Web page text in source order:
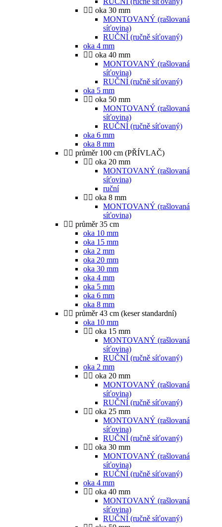
oka 30 mm
MONTOVANÝ (rašlovaná
síťovina)
RUČNÍ (ručně síťovaný)
oka 4 mm
oka 40 mm
MONTOVANÝ (rašlovaná
síťovina)
RUČNÍ (ručně síťovaný)
oka 5 mm
oka 50 mm
MONTOVANÝ (rašlovaná
síťovina)
RUČNÍ (ručně síťovaný)
oka 6 mm
oka 8 mm
průměr 100 cm (PŘÍVLAČ)
oka 20 mm
MONTOVANÝ (rašlovaná
síťovina)
ruční
oka 8 mm
MONTOVANÝ (rašlovaná
síťovina)
průměr 35 cm
oka 10 mm
oka 15 mm
oka 2 mm
oka 20 mm
oka 30 mm
oka 4 mm
oka 5 mm
oka 6 mm
oka 8 mm
průměr 43 cm (keser standardní)
oka 10 mm
oka 15 mm
MONTOVANÝ (rašlovaná
síťovina)
RUČNÍ (ručně síťovaný)
oka 2 mm
oka 20 mm
MONTOVANÝ (rašlovaná
síťovina)
RUČNÍ (ručně síťovaný)
oka 25 mm
MONTOVANÝ (rašlovaná
síťovina)
RUČNÍ (ručně síťovaný)
oka 30 mm
MONTOVANÝ (rašlovaná
síťovina)
RUČNÍ (ručně síťovaný)
oka 4 mm
oka 40 mm
MONTOVANÝ (rašlovaná
síťovina)
RUČNÍ (ručně síťovaný)